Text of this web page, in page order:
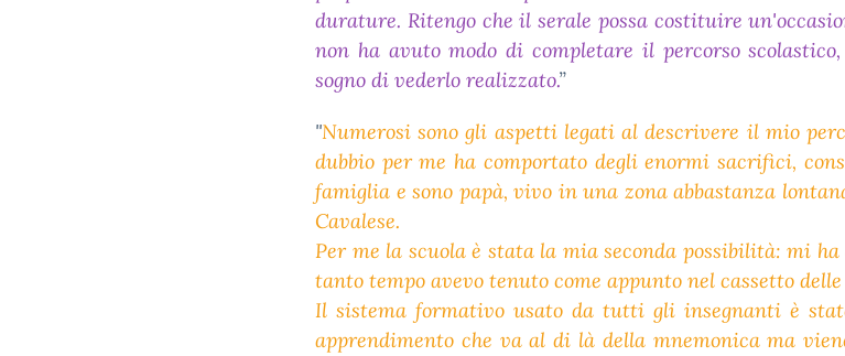
durature. Ritengo che il serale possa costituire
non ha avuto modo di completare il percorso
sogno di vederlo realizzato.”
"Numerosi sono gli aspetti legati al descrivere il mio
dubbio per me ha comportato degli enormi sacrifici,
famiglia e sono papà, vivo in una zona abbastanza
Cavalese.
Per me la scuola è stata la mia seconda possibilità: mi
tanto tempo avevo tenuto come appunto nel cassetto delle
Il sistema formativo usato da tutti gli insegnanti è
apprendimento che va al di là della mnemonica ma